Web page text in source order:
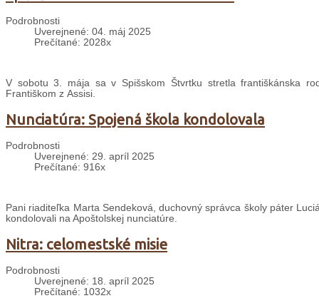
Podrobnosti
Uverejnené: 04. máj 2025
Prečítané: 2028x
V sobotu 3. mája sa v Spišskom Štvrtku stretla františkánska
Františkom z Assisi.
Nunciatúra: Spojená škola kondolovala
Podrobnosti
Uverejnené: 29. apríl 2025
Prečítané: 916x
Pani riaditeľka Marta Sendeková, duchovný správca školy páter
kondolovali na Apoštolskej nunciatúre.
Nitra: celomestské misie
Podrobnosti
Uverejnené: 18. apríl 2025
Prečítané: 1032x